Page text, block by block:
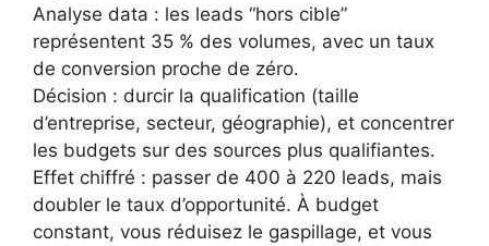
Analyse data : les leads “hors cible”
représentent 35 % des volumes, avec un taux
de conversion proche de zéro.
Décision : durcir la qualification (taille
d’entreprise, secteur, géographie), et concentrer
les budgets sur des sources plus qualifiantes.
Effet chiffré : passer de 400 à 220 leads, mais
doubler le taux d’opportunité. À budget
constant, vous réduisez le gaspillage, et vous